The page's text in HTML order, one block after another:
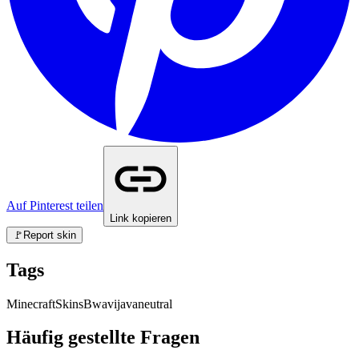
Auf Pinterest teilen
Link kopieren
🚩 Report skin
Tags
MinecraftSkinsBwavijavaneutral
Häufig gestellte Fragen